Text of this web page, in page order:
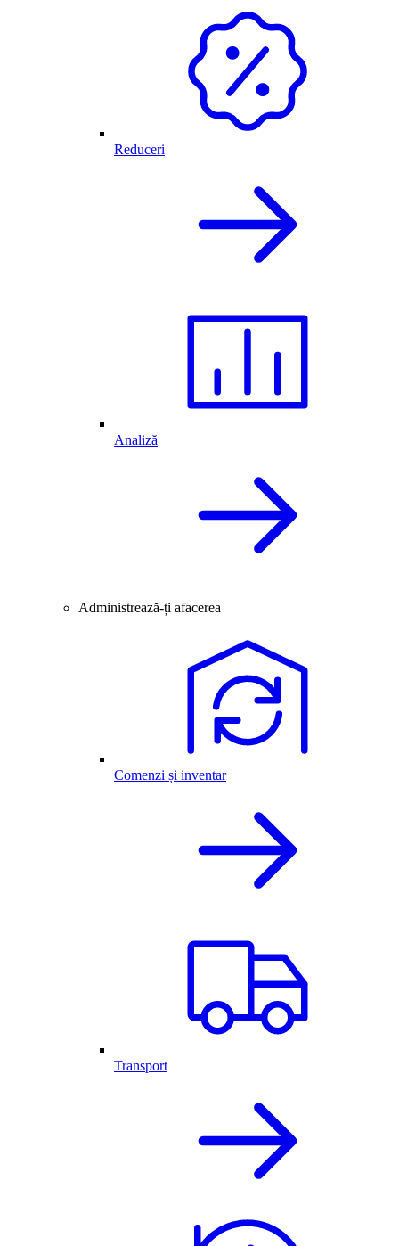
Reduceri
Analiză
Administrează-ți afacerea
Comenzi și inventar
Transport